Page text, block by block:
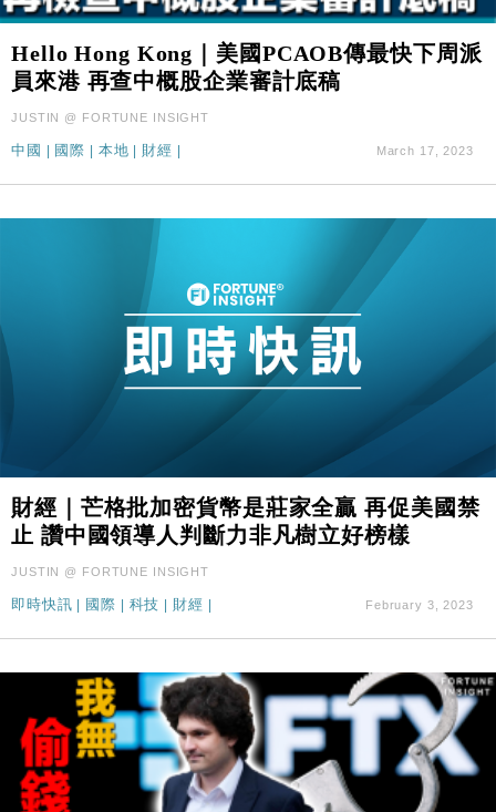
Hello Hong Kong｜美國PCAOB傳最快下周派
員來港 再查中概股企業審計底稿
JUSTIN @ FORTUNE INSIGHT
中國 | 國際 | 本地 | 財經 | March 17, 2023
財經｜芒格批加密貨幣是莊家全贏 再促美國禁
止 讚中國領導人判斷力非凡樹立好榜樣
JUSTIN @ FORTUNE INSIGHT
即時快訊 | 國際 | 科技 | 財經 | February 3, 2023